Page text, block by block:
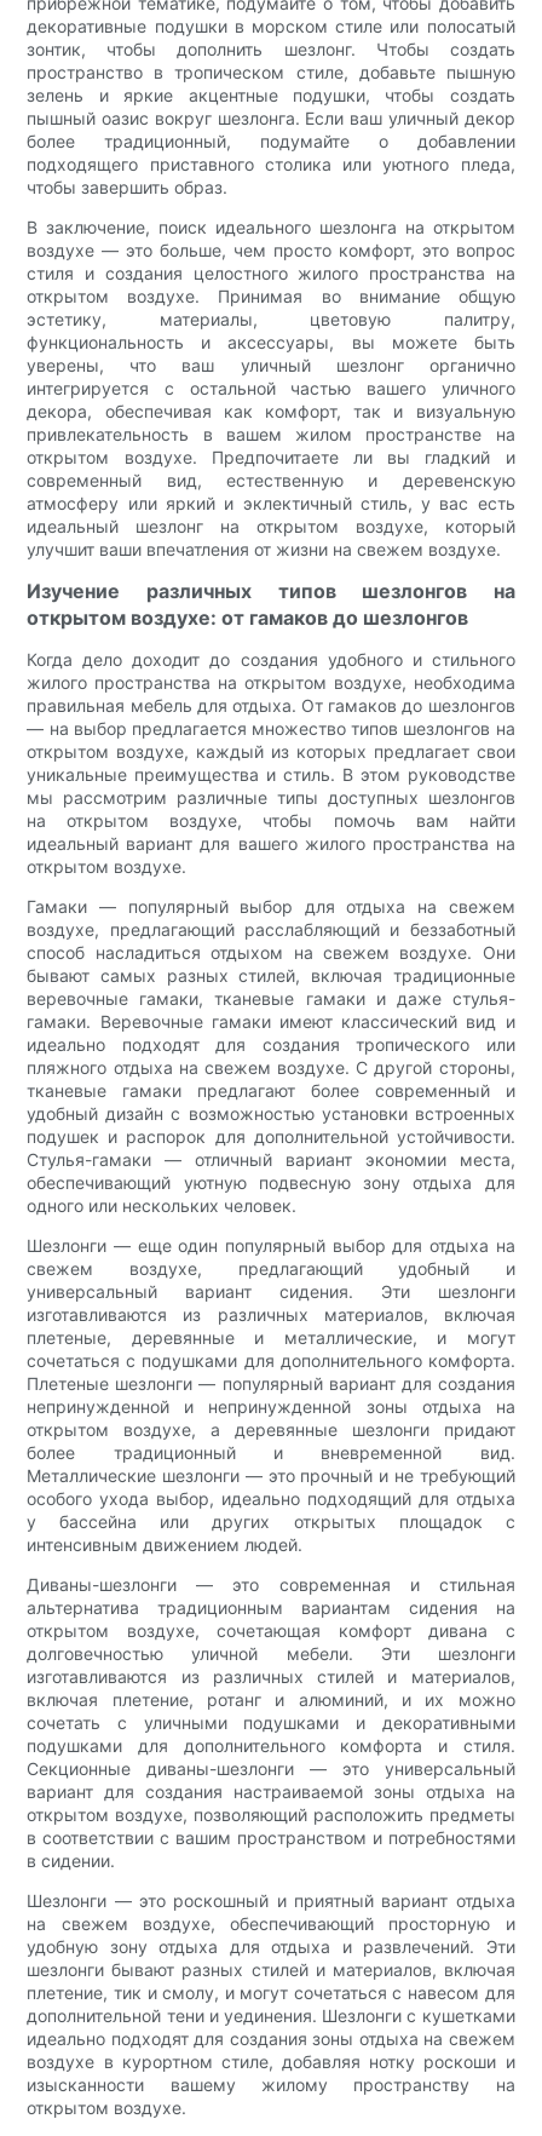
декоративные подушки в морском стиле или полосатый
зонтик, чтобы дополнить шезлонг. Чтобы создать
пространство в тропическом стиле, добавьте пышную
зелень и яркие акцентные подушки, чтобы создать
пышный оазис вокруг шезлонга. Если ваш уличный декор
более традиционный, подумайте о добавлении
подходящего приставного столика или уютного пледа,
чтобы завершить образ.
В заключение, поиск идеального шезлонга на открытом
воздухе — это больше, чем просто комфорт, это вопрос
стиля и создания целостного жилого пространства на
открытом воздухе. Принимая во внимание общую
эстетику, материалы, цветовую палитру,
функциональность и аксессуары, вы можете быть
уверены, что ваш уличный шезлонг органично
интегрируется с остальной частью вашего уличного
декора, обеспечивая как комфорт, так и визуальную
привлекательность в вашем жилом пространстве на
открытом воздухе. Предпочитаете ли вы гладкий и
современный вид, естественную и деревенскую
атмосферу или яркий и эклектичный стиль, у вас есть
идеальный шезлонг на открытом воздухе, который
улучшит ваши впечатления от жизни на свежем воздухе.
Изучение различных типов шезлонгов на
открытом воздухе: от гамаков до шезлонгов
Когда дело доходит до создания удобного и стильного
жилого пространства на открытом воздухе, необходима
правильная мебель для отдыха. От гамаков до шезлонгов
— на выбор предлагается множество типов шезлонгов на
открытом воздухе, каждый из которых предлагает свои
уникальные преимущества и стиль. В этом руководстве
мы рассмотрим различные типы доступных шезлонгов
на открытом воздухе, чтобы помочь вам найти
идеальный вариант для вашего жилого пространства на
открытом воздухе.
Гамаки — популярный выбор для отдыха на свежем
воздухе, предлагающий расслабляющий и беззаботный
способ насладиться отдыхом на свежем воздухе. Они
бывают самых разных стилей, включая традиционные
веревочные гамаки, тканевые гамаки и даже стулья-
гамаки. Веревочные гамаки имеют классический вид и
идеально подходят для создания тропического или
пляжного отдыха на свежем воздухе. С другой стороны,
тканевые гамаки предлагают более современный и
удобный дизайн с возможностью установки встроенных
подушек и распорок для дополнительной устойчивости.
Стулья-гамаки — отличный вариант экономии места,
обеспечивающий уютную подвесную зону отдыха для
одного или нескольких человек.
Шезлонги — еще один популярный выбор для отдыха на
свежем воздухе, предлагающий удобный и
универсальный вариант сидения. Эти шезлонги
изготавливаются из различных материалов, включая
плетеные, деревянные и металлические, и могут
сочетаться с подушками для дополнительного комфорта.
Плетеные шезлонги — популярный вариант для создания
непринужденной и непринужденной зоны отдыха на
открытом воздухе, а деревянные шезлонги придают
более традиционный и вневременной вид.
Металлические шезлонги — это прочный и не требующий
особого ухода выбор, идеально подходящий для отдыха
у бассейна или других открытых площадок с
интенсивным движением людей.
Диваны-шезлонги — это современная и стильная
альтернатива традиционным вариантам сидения на
открытом воздухе, сочетающая комфорт дивана с
долговечностью уличной мебели. Эти шезлонги
изготавливаются из различных стилей и материалов,
включая плетение, ротанг и алюминий, и их можно
сочетать с уличными подушками и декоративными
подушками для дополнительного комфорта и стиля.
Секционные диваны-шезлонги — это универсальный
вариант для создания настраиваемой зоны отдыха на
открытом воздухе, позволяющий расположить предметы
в соответствии с вашим пространством и потребностями
в сидении.
Шезлонги — это роскошный и приятный вариант отдыха
на свежем воздухе, обеспечивающий просторную и
удобную зону отдыха для отдыха и развлечений. Эти
шезлонги бывают разных стилей и материалов, включая
плетение, тик и смолу, и могут сочетаться с навесом для
дополнительной тени и уединения. Шезлонги с кушетками
идеально подходят для создания зоны отдыха на свежем
воздухе в курортном стиле, добавляя нотку роскоши и
изысканности вашему жилому пространству на
открытом воздухе.